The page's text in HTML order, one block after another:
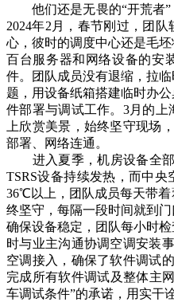
他们还是无畏的“开荒者”
2024年2月，春节刚过，团
心，彼时的调度中心还是毛
百台服务器和网络设备的安
件。团队成员没有退缩，拉
题，用设备纸箱搭建临时办
件部署与调试工作。3月的
上欣赏美景，始终坚守现场
部署、网络连通。
进入夏季，机房设备全部
TSRS设备持续发热，而中
36℃以上，团队成员每天带
终坚守，每隔一段时间就到
确保设备稳定，团队每小时
时与业主沟通协调空调安装
空调接入，确保了软件调试
完成所有软件调试及整体主
车调试条件”的承诺，用实干